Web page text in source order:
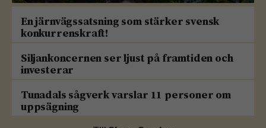
En järnvägssatsning som stärker svensk
konkurrenskraft!
Siljankoncernen ser ljust på framtiden och
investerar
Tunadals sågverk varslar 11 personer om
uppsägning